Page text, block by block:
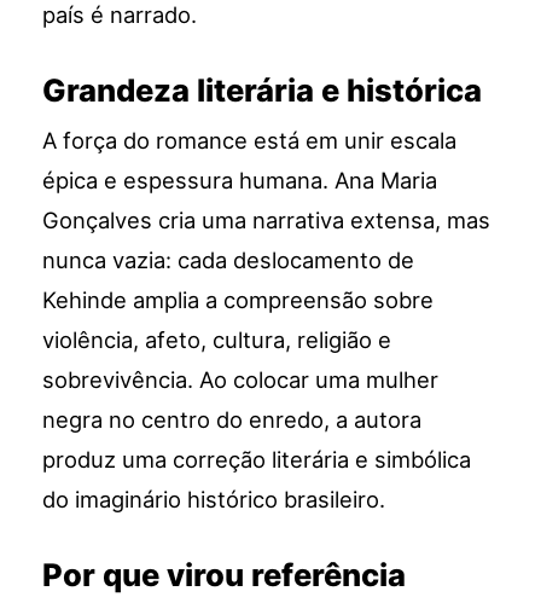
país é narrado.
Grandeza literária e histórica
A força do romance está em unir escala
épica e espessura humana. Ana Maria
Gonçalves cria uma narrativa extensa, mas
nunca vazia: cada deslocamento de
Kehinde amplia a compreensão sobre
violência, afeto, cultura, religião e
sobrevivência. Ao colocar uma mulher
negra no centro do enredo, a autora
produz uma correção literária e simbólica
do imaginário histórico brasileiro.
Por que virou referência